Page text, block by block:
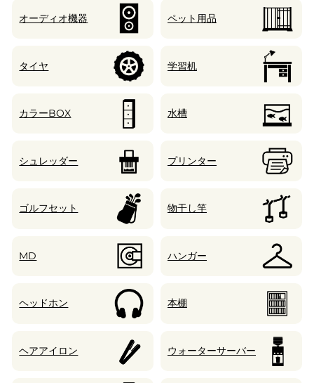
オーディオ機器 ペット用品
タイヤ 学習机
カラーBOX 水槽
シュレッダー プリンター
ゴルフセット 物干し竿
MD ハンガー
ヘッドホン 本棚
ヘアアイロン ウォーターサーバー